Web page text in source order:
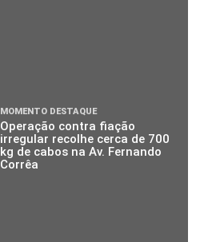
MOMENTO DESTAQUE
Operação contra fiação
irregular recolhe cerca de 700
kg de cabos na Av. Fernando
Corrêa